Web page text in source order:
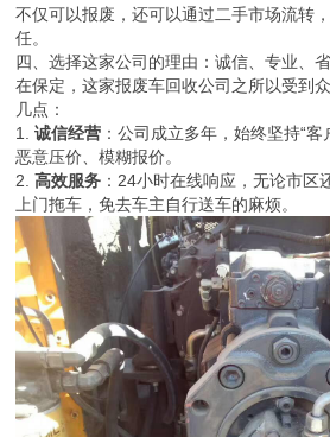
不仅可以报废，还可以通过二手市场流转
任。
四、选择这家公司的理由：诚信、专业、
在保定，这家报废车回收公司之所以受到
几点：
1.诚信经营 ：公司成立多年，始终坚持“
恶意压价、模糊报价。
2.高效服务 ：24小时在线响应，无论市区
上门拖车，免去车主自行送车的麻烦。